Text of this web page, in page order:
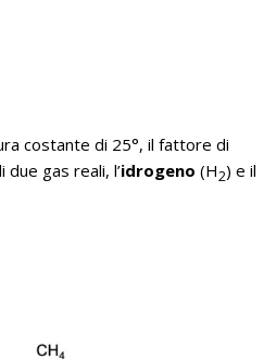
costante di 25°, il fattore di
gas reali, l’idrogeno (H2) e il